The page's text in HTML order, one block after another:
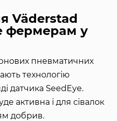
Väderstad
фермерам у
пневматичних
технологію
датчика SeedEye.
активна і для сівалок
добрив.